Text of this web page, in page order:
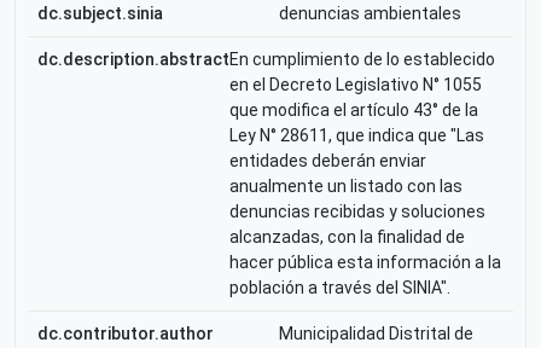
dc.subject.sinia denuncias ambientales
dc.description.abstractEn cumplimiento de lo establecido
en el Decreto Legislativo N° 1055
que modifica el artículo 43° de la
Ley N° 28611, que indica que "Las
entidades deberán enviar
anualmente un listado con las
denuncias recibidas y soluciones
alcanzadas, con la finalidad de
hacer pública esta información a la
población a través del SINIA".
dc.contributor.author
Municipalidad Distrital de